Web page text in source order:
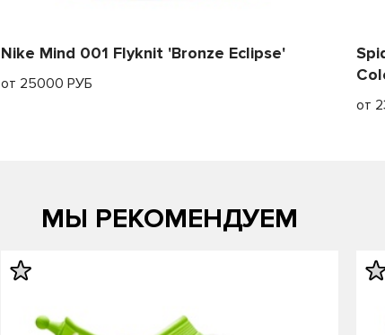
Nike Mind 001 Flyknit 'Bronze Eclipse'
от 25000 РУБ
от
МЫ РЕКОМЕНДУЕМ